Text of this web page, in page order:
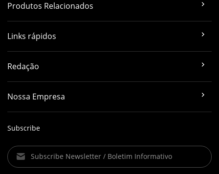
Produtos Relacionados
Links rápidos
Redação
Nossa Empresa
Subscribe
Subscribe Newsletter / Boletim Informativo